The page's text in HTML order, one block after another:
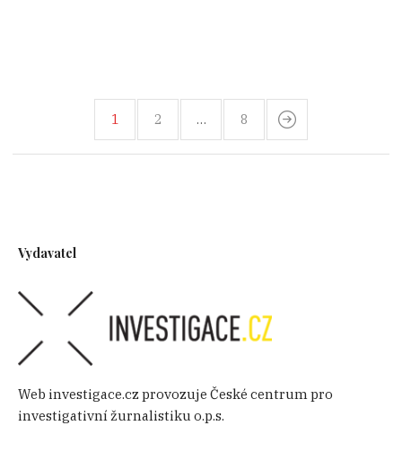
1 2 … 8
Vydavatel
Web investigace.cz provozuje České centrum pro
investigativní žurnalistiku o.p.s.